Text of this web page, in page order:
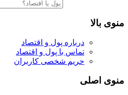
منوی بالا
درباره پول و اقتصاد
تماس با پول و اقتصاد
حریم شخصی کاربران
منوی اصلی